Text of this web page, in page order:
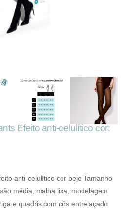
Efeito anti-celulítico cor:
anti-celulítico cor beje Tamanho
média, malha lisa, modelagem
e quadris com cós entrelaçado